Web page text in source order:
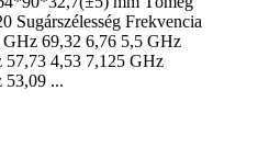
Sugárszélesség Frekvencia
GHz 69,32 6,76 5,5 GHz
57,73 4,53 7,125 GHz
53,09 ...